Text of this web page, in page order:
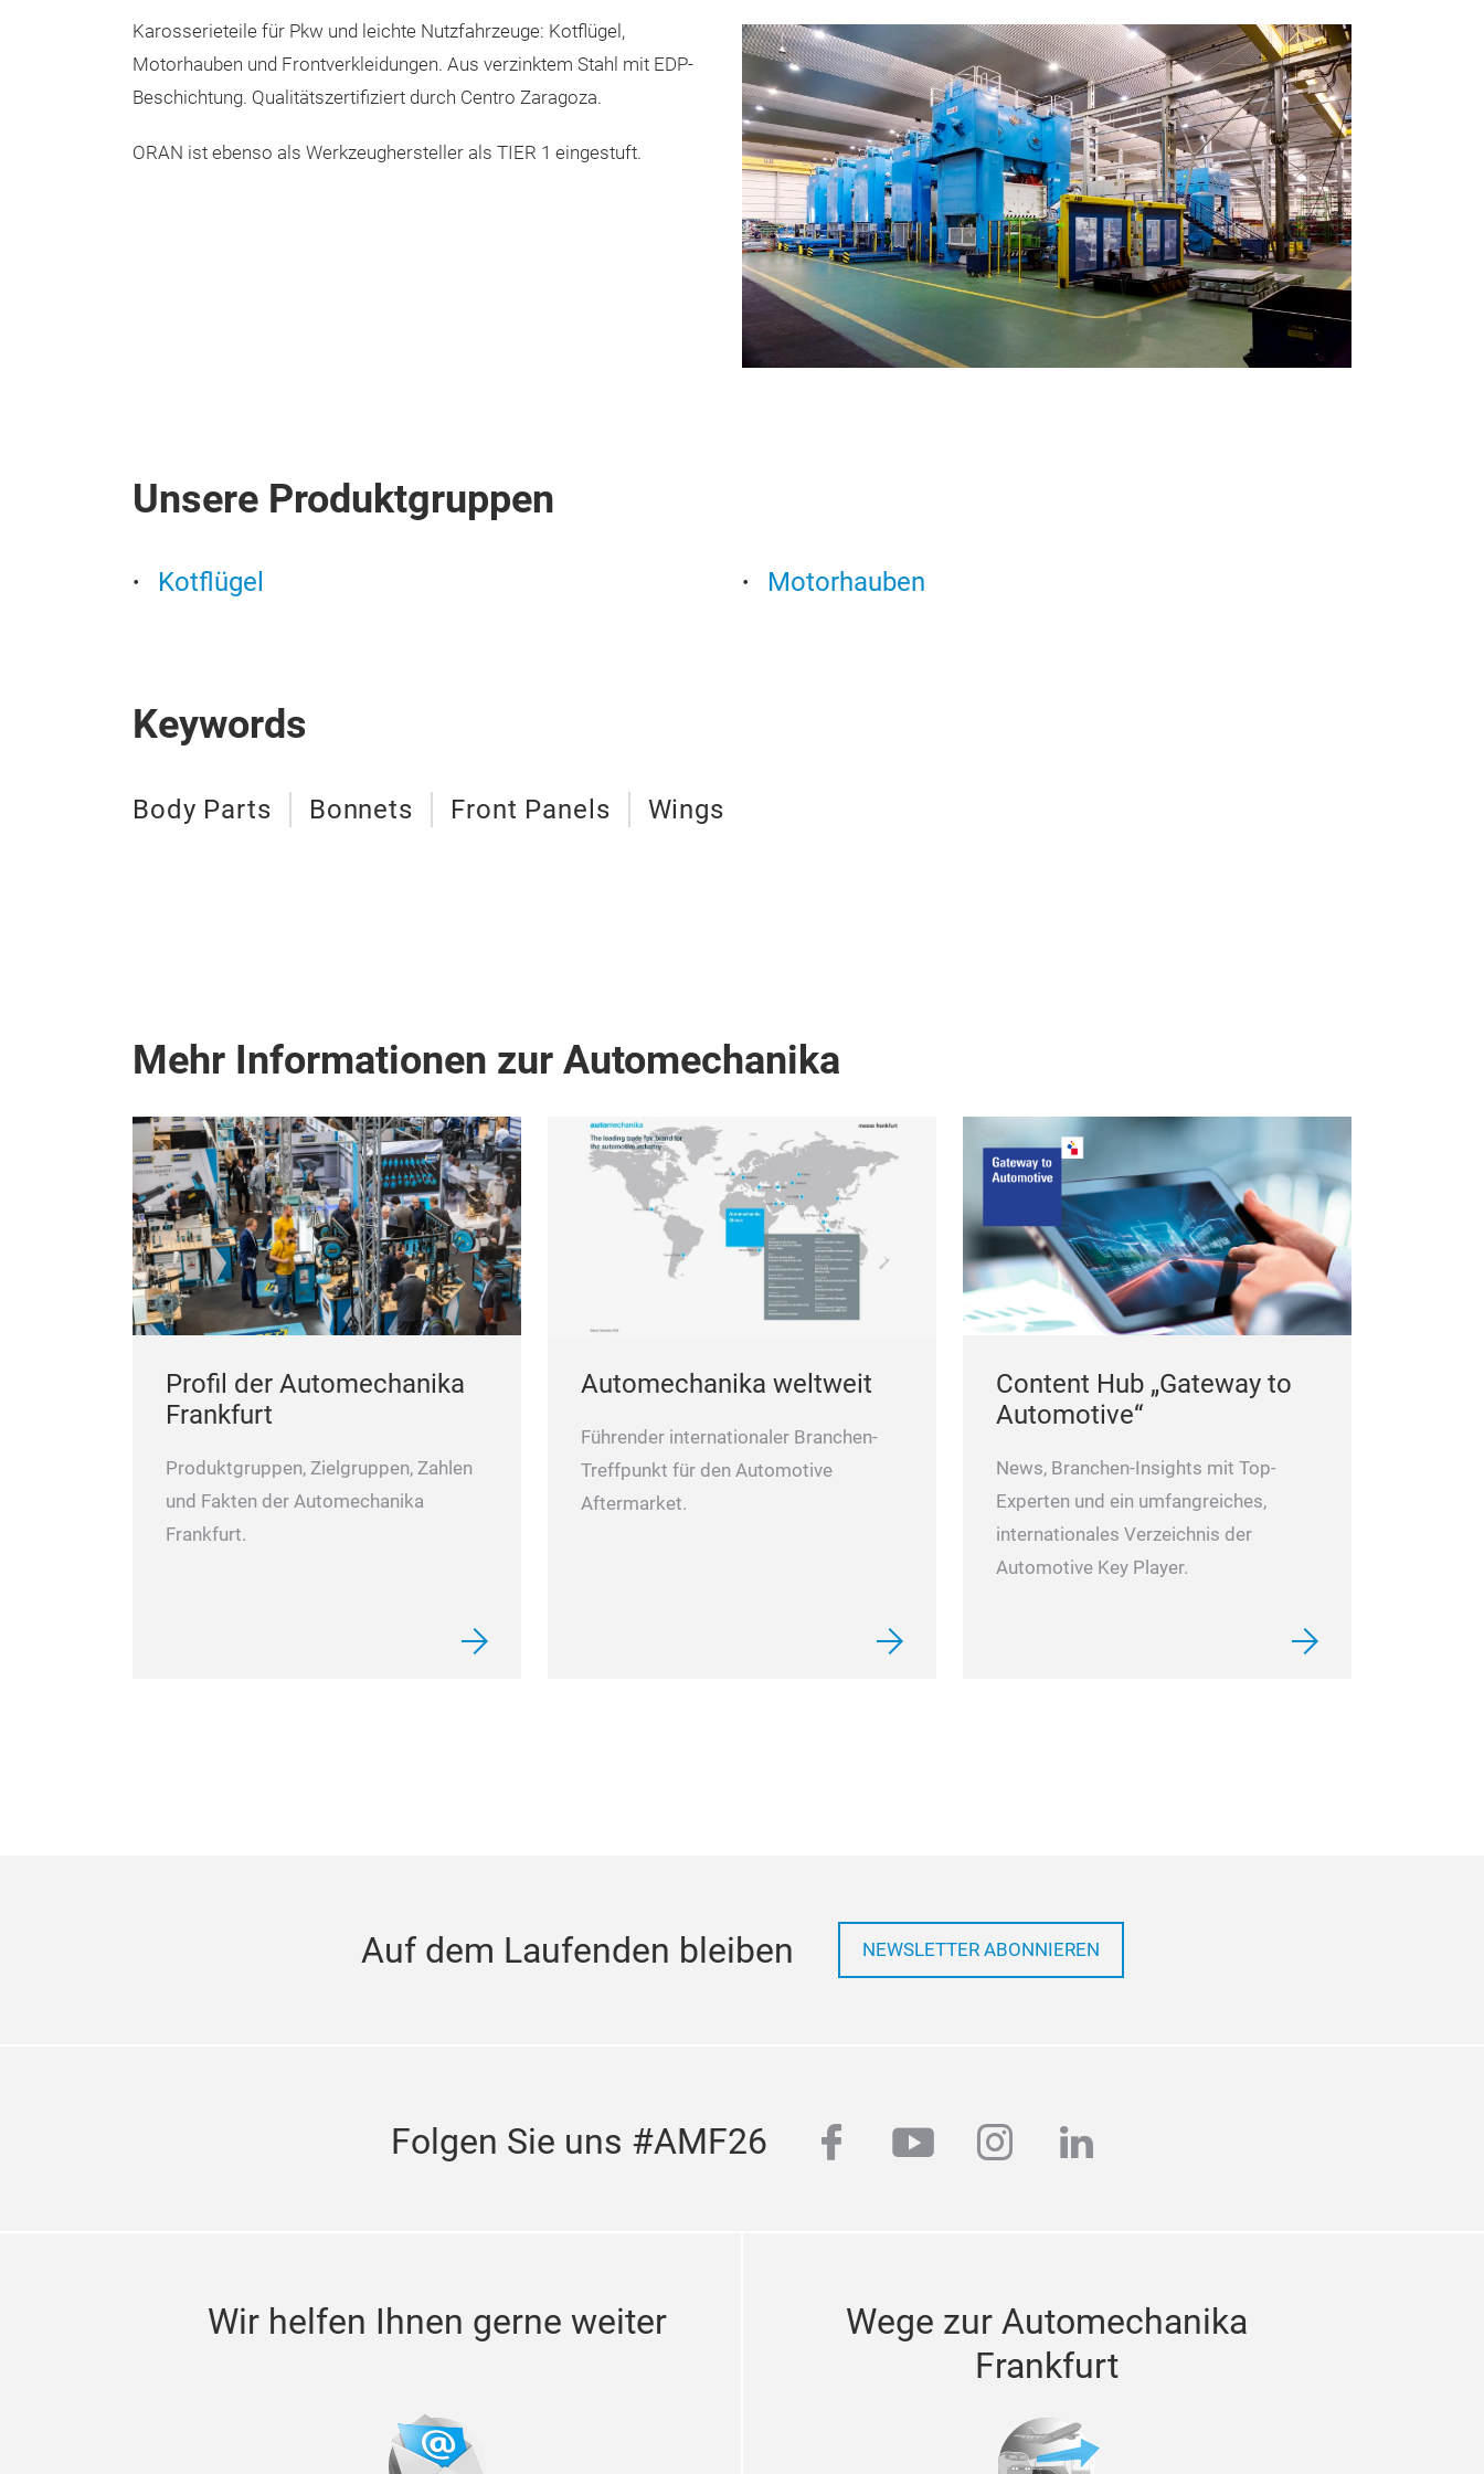
Karosserieteile für Pkw und leichte Nutzfahrzeuge: Kotflügel,
Motorhauben und Frontverkleidungen. Aus verzinktem Stahl mit EDP-
Beschichtung. Qualitätszertifiziert durch Centro Zaragoza.
ORAN ist ebenso als Werkzeughersteller als TIER 1 eingestuft.
Unsere Produktgruppen
Kotflügel Motorhauben
Keywords
Body Parts Bonnets Front Panels Wings
Mehr Informationen zur Automechanika
Profil der Automechanika
Frankfurt
Produktgruppen, Zielgruppen, Zahlen
und Fakten der Automechanika
Frankfurt.
Automechanika weltweit
Führender internationaler Branchen-
Treffpunkt für den Automotive
Aftermarket.
Content Hub „Gateway to
Automotive“
News, Branchen-Insights mit Top-
Experten und ein umfangreiches,
internationales Verzeichnis der
Automotive Key Player.
Auf dem Laufenden bleiben NEWSLETTER ABONNIEREN
Folgen Sie uns #AMF26 facebook
youtubeinstagram
linkedin
Wir helfen Ihnen gerne weiter
Wege zur Automechanika
Frankfurt